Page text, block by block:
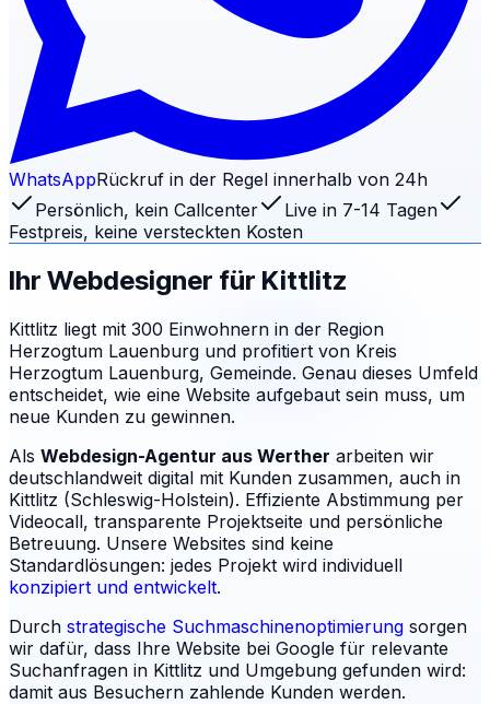
WhatsAppRückruf in der Regel innerhalb von 24h
Persönlich, kein Callcenter
Live in 7-14 Tagen
Festpreis, keine versteckten Kosten
Ihr Webdesigner für Kittlitz
Kittlitz liegt mit 300 Einwohnern in der Region
Herzogtum Lauenburg und profitiert von Kreis
Herzogtum Lauenburg, Gemeinde. Genau dieses Umfeld
entscheidet, wie eine Website aufgebaut sein muss, um
neue Kunden zu gewinnen.
Als Webdesign-Agentur aus Werther arbeiten wir
deutschlandweit digital mit Kunden zusammen, auch in
Kittlitz (Schleswig-Holstein). Effiziente Abstimmung per
Videocall, transparente Projektseite und persönliche
Betreuung. Unsere Websites sind keine
Standardlösungen: jedes Projekt wird individuell
konzipiert und entwickelt.
Durch strategische Suchmaschinenoptimierung sorgen
wir dafür, dass Ihre Website bei Google für relevante
Suchanfragen in Kittlitz und Umgebung gefunden wird:
damit aus Besuchern zahlende Kunden werden.